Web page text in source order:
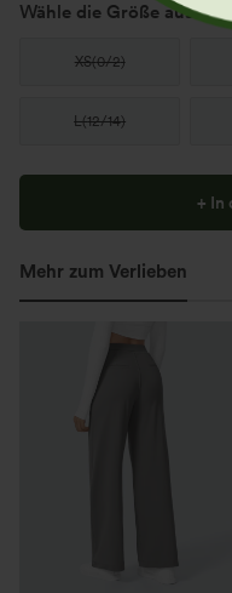
Wähle die Größe aus(US)
XS(0/2)
L(12/14)
+ In
Mehr zum Verlieben